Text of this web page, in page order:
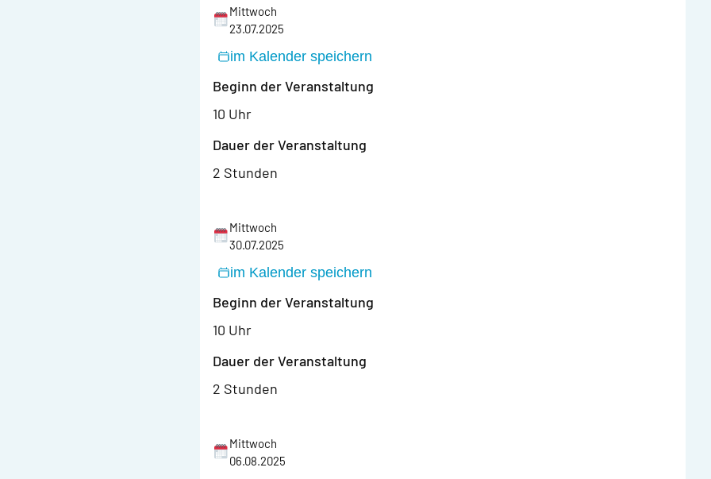
Mittwoch
23.07.2025
im Kalender speichern
Beginn der Veranstaltung
10 Uhr
Dauer der Veranstaltung
2 Stunden
Mittwoch
30.07.2025
im Kalender speichern
Beginn der Veranstaltung
10 Uhr
Dauer der Veranstaltung
2 Stunden
Mittwoch
06.08.2025